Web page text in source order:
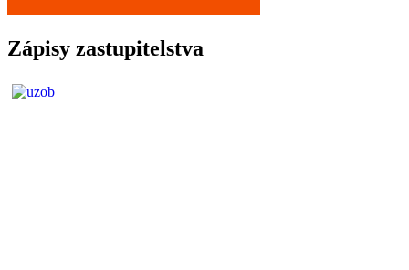
Zápisy zastupitelstva